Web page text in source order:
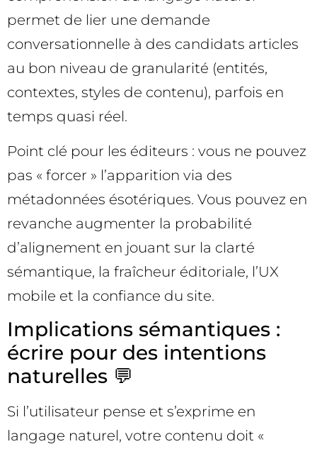
permet de lier une demande
conversationnelle à des candidats articles
au bon niveau de granularité (entités,
contextes, styles de contenu), parfois en
temps quasi réel.
Point clé pour les éditeurs : vous ne pouvez
pas « forcer » l’apparition via des
métadonnées ésotériques. Vous pouvez en
revanche augmenter la probabilité
d’alignement en jouant sur la clarté
sémantique, la fraîcheur éditoriale, l’UX
mobile et la confiance du site.
Implications sémantiques :
écrire pour des intentions
naturelles 💬
Si l’utilisateur pense et s’exprime en
langage naturel, votre contenu doit «